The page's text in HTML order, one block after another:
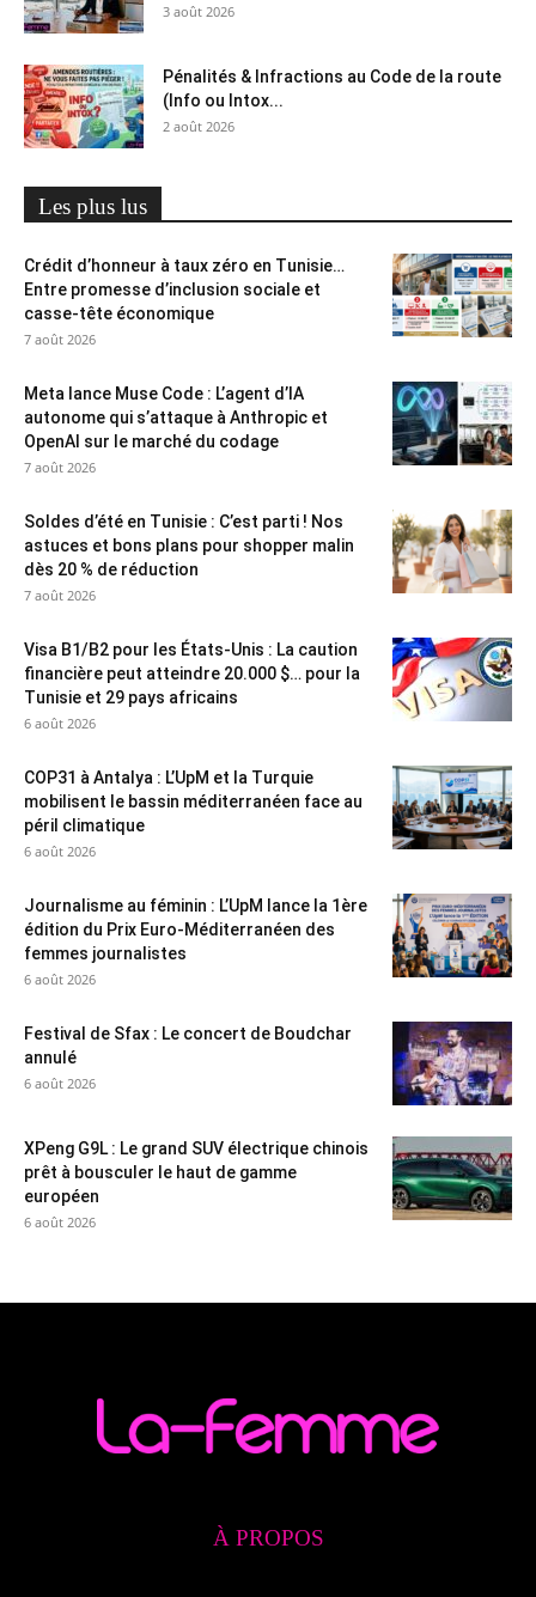
3 août 2026
Pénalités & Infractions au Code de la route
(Info ou Intox...
2 août 2026
Les plus lus
Crédit d’honneur à taux zéro en Tunisie…
Entre promesse d’inclusion sociale et
casse-tête économique
7 août 2026
Meta lance Muse Code : L’agent d’IA
autonome qui s’attaque à Anthropic et
OpenAI sur le marché du codage
7 août 2026
Soldes d’été en Tunisie : C’est parti ! Nos
astuces et bons plans pour shopper malin
dès 20 % de réduction
7 août 2026
Visa B1/B2 pour les États-Unis : La caution
financière peut atteindre 20.000 $… pour la
Tunisie et 29 pays africains
6 août 2026
COP31 à Antalya : L’UpM et la Turquie
mobilisent le bassin méditerranéen face au
péril climatique
6 août 2026
Journalisme au féminin : L’UpM lance la 1ère
édition du Prix Euro-Méditerranéen des
femmes journalistes
6 août 2026
Festival de Sfax : Le concert de Boudchar
annulé
6 août 2026
XPeng G9L : Le grand SUV électrique chinois
prêt à bousculer le haut de gamme
européen
6 août 2026
À PROPOS